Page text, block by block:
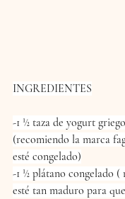
INGREDIENTES
-1 ½ taza de yogurt
(recomiendo la marca
esté congelado)
-1 ½ plátano congelado (
esté tan maduro para